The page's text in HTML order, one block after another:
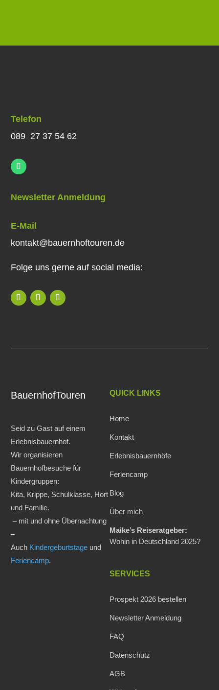
Telefon
089 27 37 54 62
Newsletter Anmeldung
E-Mail
kontakt@bauernhoftouren.de
Folge uns gerne auf social media:
BauernhofTouren
Seid zu Gast auf einem
Erlebnisbauernhof.
Wir organisieren
Bauernhofbesuche für
Kindergruppen:
Kita, Krippe, Schulklasse, Hort
und Familie.
– mit und ohne Übernachtung
–
Auch Kindergeburtstage und
Feriencamp.
QUICK LINKS
Home
Kontakt
Erlebnisbauernhöfe
Feriencamp
Blog
Über mich
Maike’s Reiseratgeber:
Wohin in Deutschland 2025?
SERVICES
Prospekt 2026 bestellen
Newsletter Anmeldung
FAQ
Datenschutz
AGB